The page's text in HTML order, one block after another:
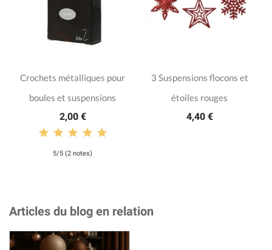
Crochets métalliques pour
boules et suspensions
2,00 €
5/5 (2 notes)
3 Suspensions flocons et
étoiles rouges
4,40 €
Articles du blog en relation